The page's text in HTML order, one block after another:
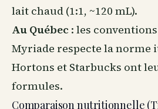
lait chaud (1:1, ~120 mL).
Au Québec : les
Myriade respecte la norme
Hortons et Starbucks ont
formules.
Comparaison nutritionnelle